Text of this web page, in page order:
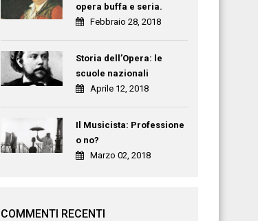
opera buffa e seria.
Febbraio 28, 2018
Storia dell’Opera: le
scuole nazionali
Aprile 12, 2018
Il Musicista: Professione
o no?
Marzo 02, 2018
COMMENTI RECENTI